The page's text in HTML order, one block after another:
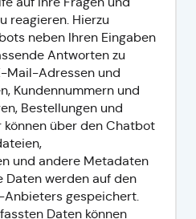
reagieren. Hierzu
neben Ihren Eingaben
Antworten zu
Mail-Adressen und
Kundennummern und
Bestellungen und
können über den Chatbot
und andere Metadaten
Daten werden auf den
gespeichert.
Daten können